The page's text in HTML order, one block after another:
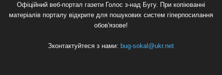
Офіційний веб-портал газети Голос з-над Бугу. При копіюванні
матеріалів порталу відкрите для пошукових систем гіперпосилання
обов'язове!
Зконтактуйтеся з нами: bug-sokal@ukr.net